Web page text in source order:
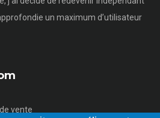
un maximum d’utilisateur
vente